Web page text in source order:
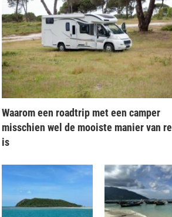
Waarom een roadtrip met een camper
misschien wel de mooiste manier van
is